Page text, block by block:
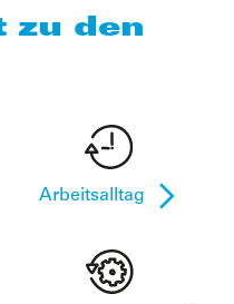
zu den
Arbeitsalltag